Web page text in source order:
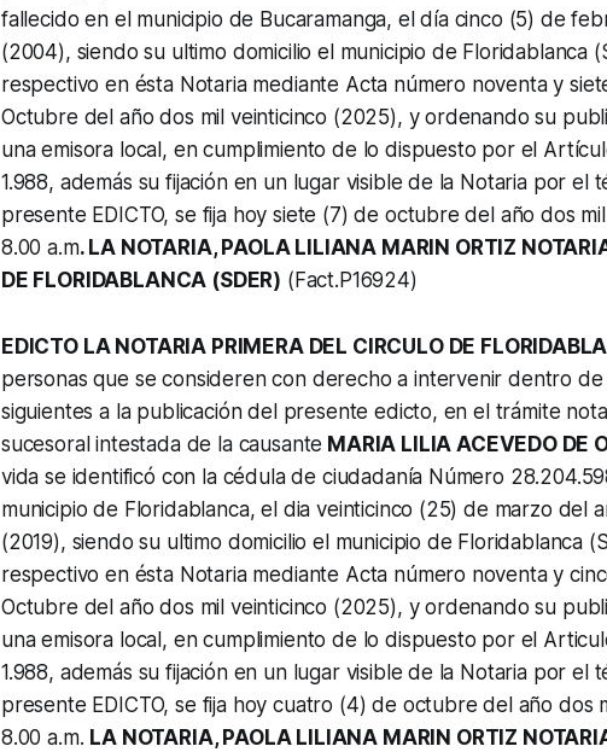
fallecido en el municipio de Bucaramanga, el día cinco (5) de
(2004), siendo su ultimo domicilio el municipio de Floridablanca
respectivo en ésta Notaria mediante Acta número noventa y
Octubre del año dos mil veinticinco (2025), y ordenando su
una emisora local, en cumplimiento de lo dispuesto por el
1.988, además su fijación en un lugar visible de la Notaria por el
presente EDICTO, se fija hoy siete (7) de octubre del año dos
8.00 a.m. LA NOTARIA, PAOLA LILIANA MARIN ORTIZ
DE FLORIDABLANCA (SDER) (Fact.P16924)
EDICTO LA NOTARIA PRIMERA DEL CIRCULO DE
personas que se consideren con derecho a intervenir dentro de
siguientes a la publicación del presente edicto, en el trámite
sucesoral intestada de la causante MARIA LILIA ACEVEDO DE
vida se identificó con la cédula de ciudadanía Número
municipio de Floridablanca, el dia veinticinco (25) de marzo del
(2019), siendo su ultimo domicilio el municipio de Floridablanca
respectivo en ésta Notaria mediante Acta número noventa y
Octubre del año dos mil veinticinco (2025), y ordenando su
una emisora local, en cumplimiento de lo dispuesto por el
1.988, además su fijación en un lugar visible de la Notaria por el
presente EDICTO, se fija hoy cuatro (4) de octubre del año dos
8.00 a.m. LA NOTARIA, PAOLA LILIANA MARIN ORTIZ